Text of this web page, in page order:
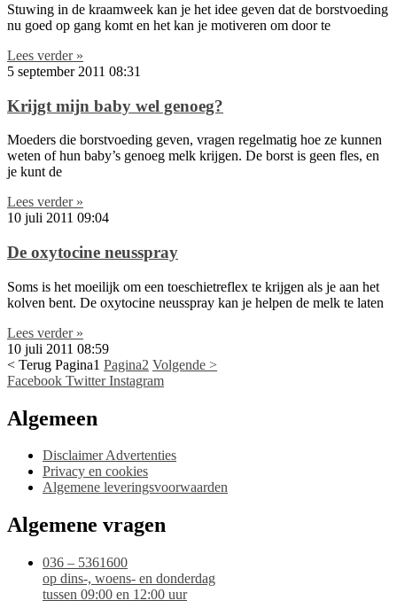
Stuwing in de kraamweek kan je het idee geven dat de borstvoeding
nu goed op gang komt en het kan je motiveren om door te
Lees verder »
5 september 2011 08:31
Krijgt mijn baby wel genoeg?
Moeders die borstvoeding geven, vragen regelmatig hoe ze kunnen
weten of hun baby’s genoeg melk krijgen. De borst is geen fles, en
je kunt de
Lees verder »
10 juli 2011 09:04
De oxytocine neusspray
Soms is het moeilijk om een toeschietreflex te krijgen als je aan het
kolven bent. De oxytocine neusspray kan je helpen de melk te laten
Lees verder »
10 juli 2011 08:59
< Terug Pagina1 Pagina2 Volgende >
Facebook Twitter Instagram
Algemeen
Disclaimer Advertenties
Privacy en cookies
Algemene leveringsvoorwaarden
Algemene vragen
036 – 5361600
op dins-, woens- en donderdag
tussen 09:00 en 12:00 uur